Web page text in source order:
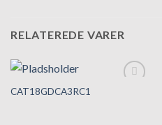
RELATEREDE VARER
CAT18GDCA3RC1